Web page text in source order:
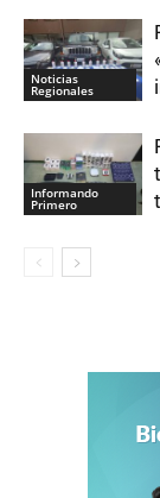
Noticias
Regionales
Informando
Primero